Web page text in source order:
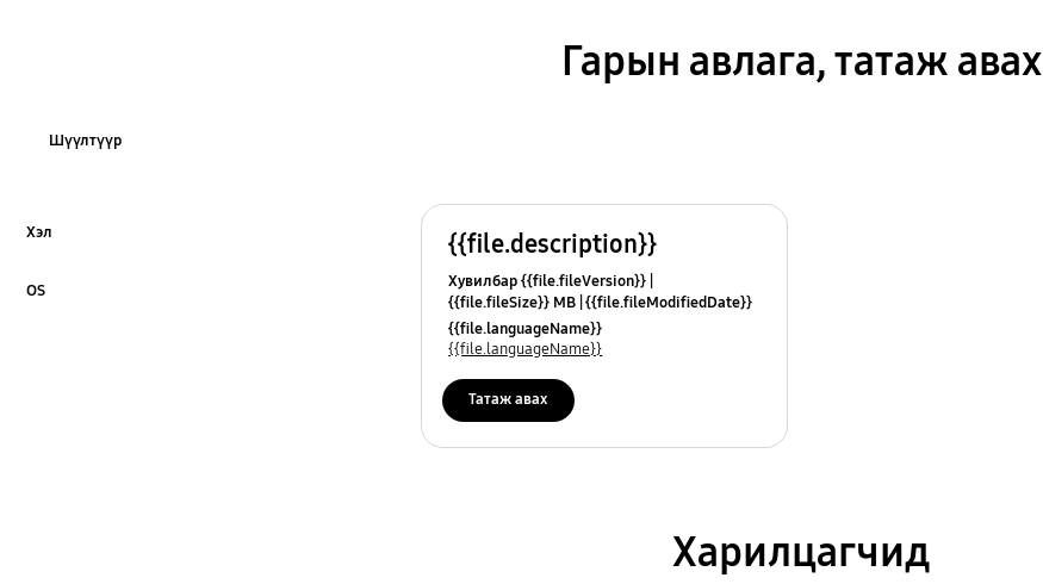
Гарын авлага, татаж авах
Шүүлтүүр
Хэл
OS
{{file.description}}
Хувилбар {{file.fileVersion}}
{{file.fileSize}} MB {{file.fileModifiedDate}}
{{file.osNames}}
{{file.languageName}}
{{file.languageName}}
Татаж авах
Харилцагчид